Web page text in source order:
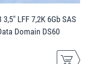
LFF 7,2K 6Gb SAS
Domain DS60